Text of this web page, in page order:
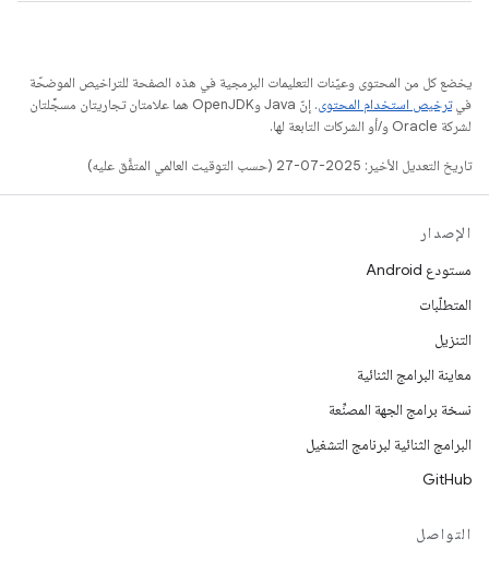
يخضع كل من المحتوى وعيّنات التعليمات البرمجية في هذه الصفحة للتراخيص الموضحّة
فيترخيص استخدام المحتوى
. إنّ Java وOpenJDK هما علامتان تجاريتان مسجَّلتان
لشركة Oracle و/أو الشركات التابعة لها.
تاريخ التعديل الأخير: 2025-07-27 (حسب التوقيت العالمي المتفَّق عليه)
الإصدار
مستودع Android
المتطلّبات
التنزيل
معاينة البرامج الثنائية
نسخة برامج الجهة المصنِّعة
البرامج الثنائية لبرنامج التشغيل
GitHub
التواصل